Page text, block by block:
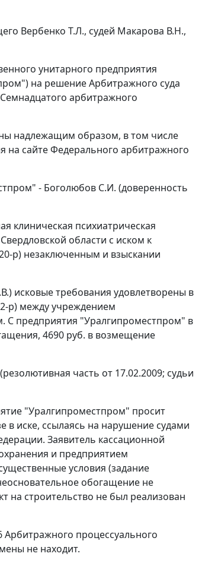
Вербенко Т.Л., судей Макарова В.Н.,
унитарного предприятия
на решение Арбитражного суда
арбитражного
надлежащим образом, в том числе
на сайте Федерального арбитражного
- Боголюбов С.И. (доверенность
клиническая психиатрическая
области с иском к
р) незаключенным и взыскании
исковые требования удовлетворены в
р) между учреждением
С предприятия "Уралгипроместпром" в
4690 руб. в возмещение
часть от 17.02.2009; судьи
"Уралгипроместпром" просит
в иске, ссылаясь на нарушение судами
Заявитель кассационной
и предприятием
условия (задание
обогащение не
на строительство не был реализован
Арбитражного процессуального
не находит.